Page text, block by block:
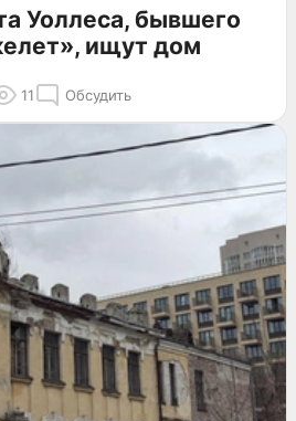
Уоллеса, бывшего
ищут дом
11 Обсудить